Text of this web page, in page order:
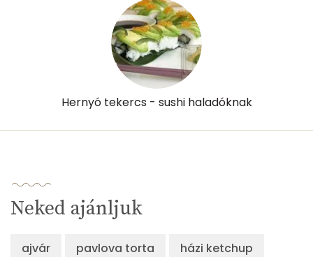
Hernyó tekercs - sushi haladóknak
Neked ajánljuk
ajvár pavlova torta házi ketchup